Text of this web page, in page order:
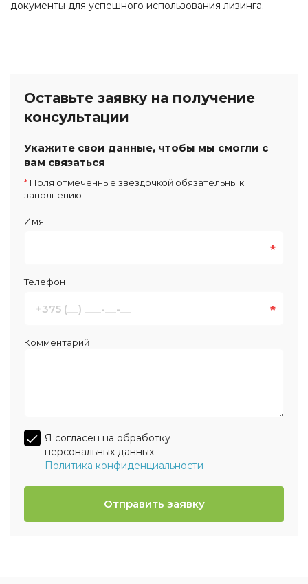
документы для успешного использования лизинга.
Оставьте заявку на получение
консультации
Укажите свои данные, чтобы мы смогли с
вам связаться
* Поля отмеченные звездочкой обязательны к
заполнению
Имя
*
Телефон
*
Комментарий
Я согласен на обработку
персональных данных.
Политика конфиденциальности
Отправить заявку